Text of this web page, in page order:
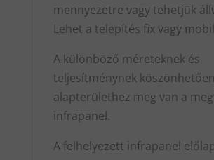
mennyezetre vagy tehetjük
Lehet a telepítés fix vagy
A különböző méreteknek és
teljesítménynek
alapterülethez meg van a
infrapanel.
A felhelyezett infrapanel